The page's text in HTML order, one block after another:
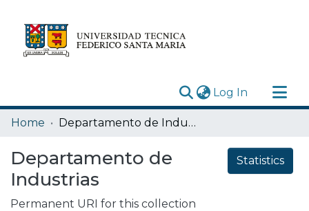
Log In (current)
Research Outputs
Acerca de
Home Departamento de Industrias
Departamento de
Industrias
Permanent URI for this collection
Statistics